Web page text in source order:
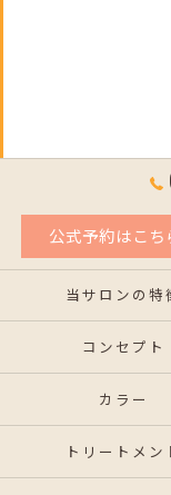
公式予約はこち
当サロンの特
コンセプト
カラー
トリートメン